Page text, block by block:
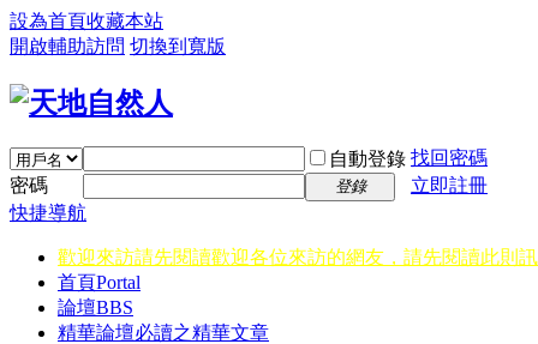
設為首頁收藏本站
開啟輔助訪問 切換到寬版
自動登錄 找回密碼
密碼
登錄
立即註冊
快捷導航
歡迎來訪請先閱讀歡迎各位來訪的網友，請先閱讀此則
首頁Portal
論壇BBS
精華論壇必讀之精華文章